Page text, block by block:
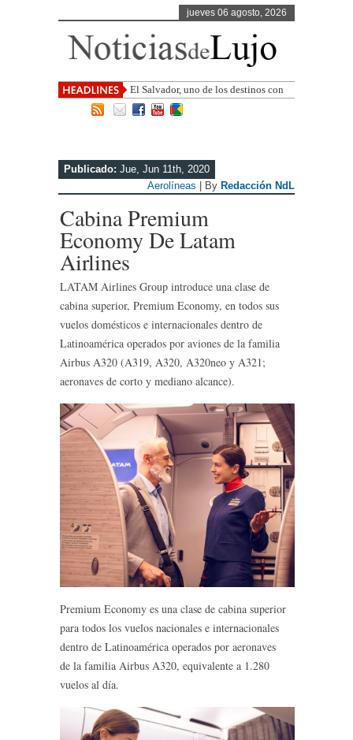
jueves 06 agosto, 2026
El Salvador, uno de los destinos con
mayor proyección de Centroamérica
Publicado: Jue, Jun 11th, 2020
Aerolíneas | By Redacción NdL
Cabina Premium
Economy De Latam
Airlines
LATAM Airlines Group introduce una clase de
cabina superior, Premium Economy, en todos sus
vuelos domésticos e internacionales dentro de
Latinoamérica operados por aviones de la familia
Airbus A320 (A319, A320, A320neo y A321;
aeronaves de corto y mediano alcance).
Premium Economy es una clase de cabina superior
para todos los vuelos nacionales e internacionales
dentro de Latinoamérica operados por aeronaves
de la familia Airbus A320, equivalente a 1.280
vuelos al día.